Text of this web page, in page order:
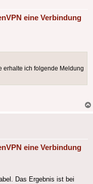
eine Verbindung
erhalte ich folgende Meldung
eine Verbindung
Das Ergebnis ist bei